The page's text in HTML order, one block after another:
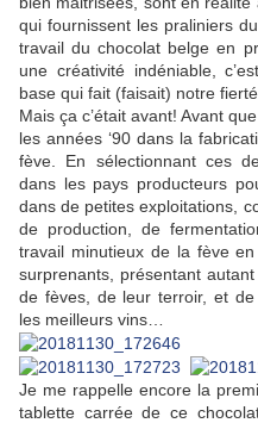
qui fournissent les praliniers
travail du chocolat belge en
une créativité indéniable,
base qui fait (faisait) notre fierté.
Mais ça c’était avant! Avant que
les années ‘90 dans la
fève. En sélectionnant ces
dans les pays producteurs
dans de petites exploitations,
de production, de
travail minutieux de la fève
surprenants, présentant
de fèves, de leur terroir, et
les meilleurs vins…
Je me rappelle encore la
tablette carrée de ce